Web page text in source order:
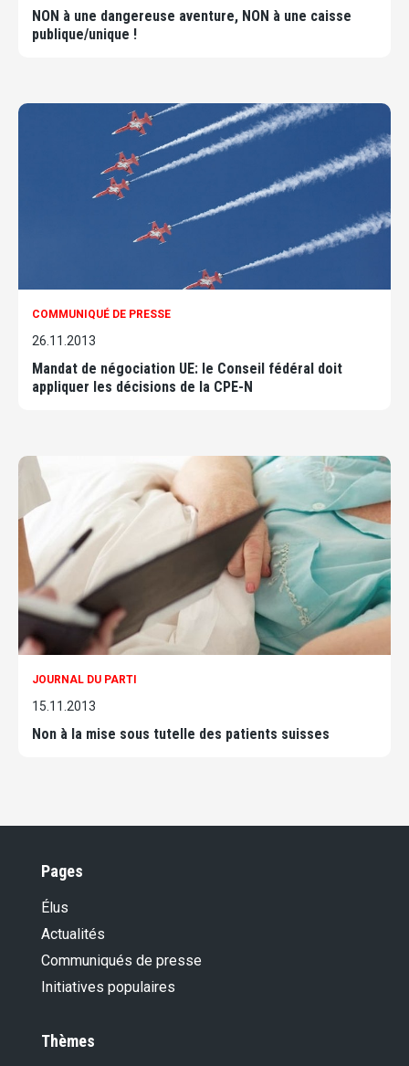
NON à une dangereuse aventure, NON à une caisse
publique/unique !
COMMUNIQUÉ DE PRESSE
26.11.2013
Mandat de négociation UE: le Conseil fédéral doit
appliquer les décisions de la CPE-N
JOURNAL DU PARTI
15.11.2013
Non à la mise sous tutelle des patients suisses
Pages
Élus
Actualités
Communiqués de presse
Initiatives populaires
Thèmes